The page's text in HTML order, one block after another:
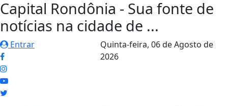
Capital Rondônia - Sua fonte de
notícias na cidade de ...
Entrar Quinta-feira, 06 de Agosto de
2026